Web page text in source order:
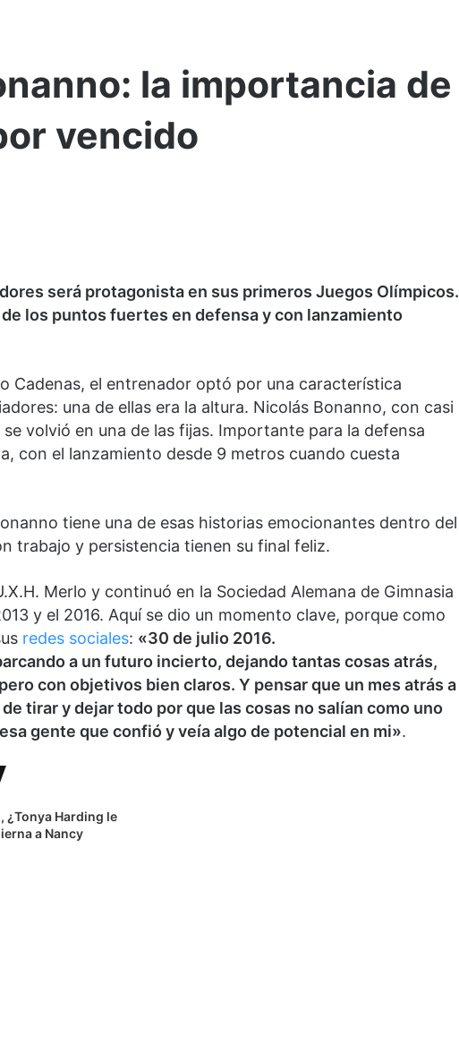
la importancia de
vencido
será protagonista en sus primeros Juegos Olímpicos.
los puntos fuertes en defensa y con lanzamiento
Cadenas, el entrenador optó por una característica
una de ellas era la altura. Nicolás Bonanno, con casi
volvió en una de las fijas. Importante para la defensa
con el lanzamiento desde 9 metros cuando cuesta
tiene una de esas historias emocionantes dentro del
trabajo y persistencia tienen su final feliz.
Merlo y continuó en la Sociedad Alemana de Gimnasia
y el 2016. Aquí se dio un momento clave, porque como
redes sociales: «30 de julio 2016.
a un futuro incierto, dejando tantas cosas atrás,
con objetivos bien claros. Y pensar que un mes atrás a
tirar y dejar todo por que las cosas no salían como uno
gente que confió y veía algo de potencial en mi».
¿Tonya Harding le
a Nancy